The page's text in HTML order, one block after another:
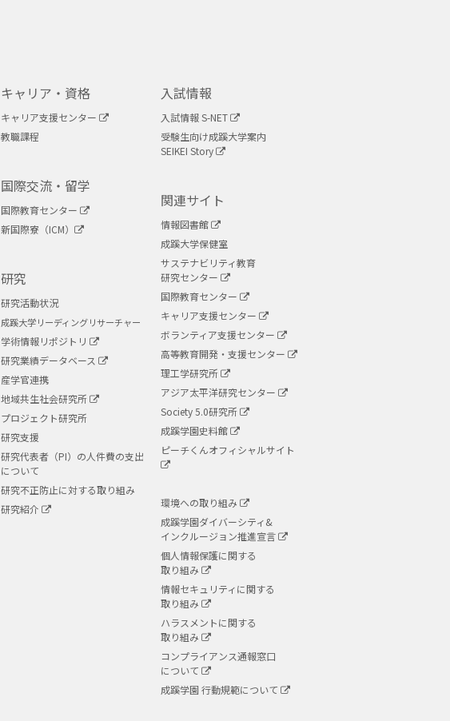
キャリア・資格
キャリア支援センター
教職課程
国際交流・留学
国際教育センター
新国際寮（ICM）
研究
研究活動状況
成蹊大学リーディングリサーチャー
学術情報リポジトリ
研究業績データベース
産学官連携
地域共生社会研究所
プロジェクト研究所
研究支援
研究代表者（PI）の人件費の支出
について
研究不正防止に対する取り組み
研究紹介
入試情報
入試情報 S-NET
受験生向け成蹊大学案内
SEIKEI Story
関連サイト
情報図書館
成蹊大学保健室
サステナビリティ教育
研究センター
国際教育センター
キャリア支援センター
ボランティア支援センター
高等教育開発・支援センター
理工学研究所
アジア太平洋研究センター
Society 5.0研究所
成蹊学園史料館
ピーチくんオフィシャルサイト
環境への取り組み
成蹊学園ダイバーシティ&
インクルージョン推進宣言
個人情報保護に関する
取り組み
情報セキュリティに関する
取り組み
ハラスメントに関する
取り組み
コンプライアンス通報窓口
について
成蹊学園 行動規範について